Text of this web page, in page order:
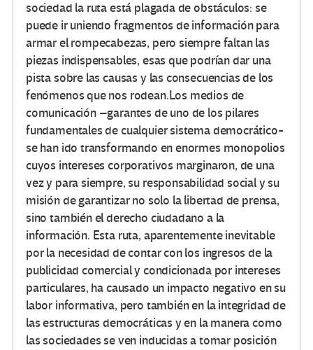
sociedad la ruta está plagada de obstáculos: se
puede ir uniendo fragmentos de información para
armar el rompecabezas, pero siempre faltan las
piezas indispensables, esas que podrían dar una
pista sobre las causas y las consecuencias de los
fenómenos que nos rodean.Los medios de
comunicación –garantes de uno de los pilares
fundamentales de cualquier sistema democrático-
se han ido transformando en enormes monopolios
cuyos intereses corporativos marginaron, de una
vez y para siempre, su responsabilidad social y su
misión de garantizar no solo la libertad de prensa,
sino también el derecho ciudadano a la
información. Esta ruta, aparentemente inevitable
por la necesidad de contar con los ingresos de la
publicidad comercial y condicionada por intereses
particulares, ha causado un impacto negativo en su
labor informativa, pero también en la integridad de
las estructuras democráticas y en la manera como
las sociedades se ven inducidas a tomar posición